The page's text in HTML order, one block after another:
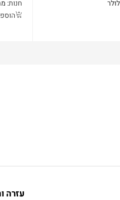
חנות:
עזרה